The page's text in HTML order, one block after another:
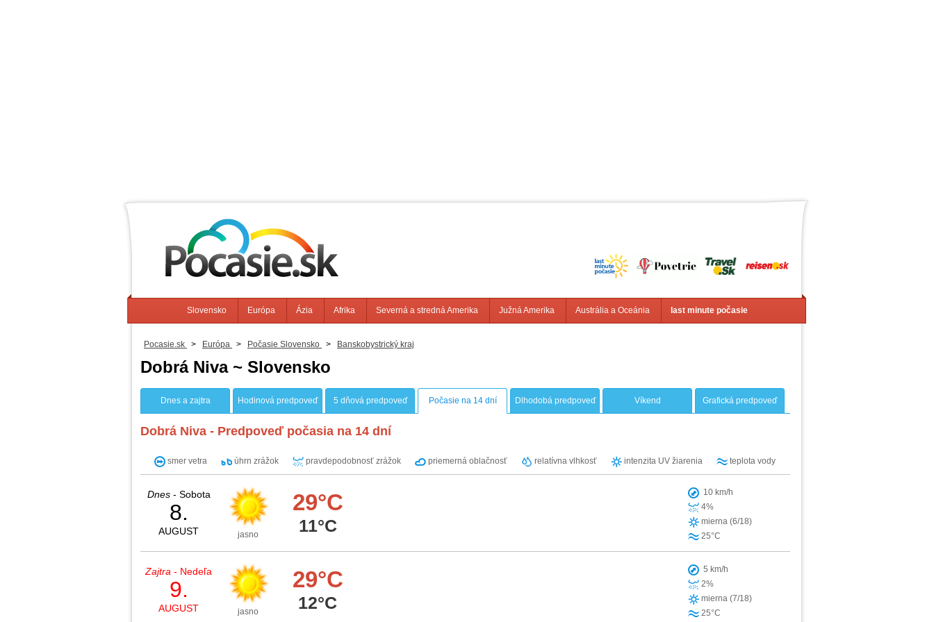
Slovensko Európa Ázia Afrika Severná a stredná Amerika Južná Amerika Austrália a Oceánia last minute počasie
Pocasie.sk > Európa > Počasie Slovensko > Banskobystrický kraj
Dobrá Niva ~ Slovensko
Dnes a zajtra Hodinová predpoveď 5 dňová predpoveď Počasie na 14 dní Dlhodobá predpoveď Víkend Grafická predpoveď
Dobrá Niva - Predpoveď počasia na 14 dní
smer vetra úhrn zrážok pravdepodobnosť zrážok priemerná oblačnosť relatívna vlhkosť intenzita UV žiarenia teplota vody
Dnes- Sobota
8.
AUGUST jasno
29°C
11°C
10 km/h
4%
mierna (6/18)
25°C
Zajtra - Nedeľa
9.
AUGUST jasno
29°C
12°C
5 km/h
2%
mierna (7/18)
25°C